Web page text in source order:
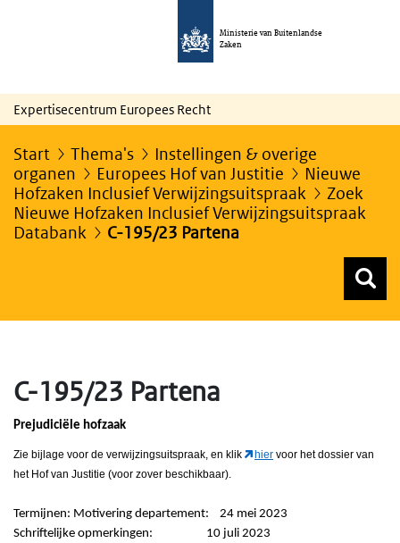
Ministerie van Buitenlandse
Zaken
Expertisecentrum Europees Recht
Start Thema's
Instellingen & overige
organen
Europees Hof van Justitie
Nieuwe
Hofzaken Inclusief Verwijzingsuitspraak
Zoek
Nieuwe Hofzaken Inclusief Verwijzingsuitspraak
Databank
C-195/23 Partena
C-195/23 Partena
Prejudiciële hofzaak
Zie bijlage voor de verwijzingsuitspraak, en klik hier voor het dossier van
het Hof van Justitie (voor zover beschikbaar).
Termijnen: Motivering departement: 24 mei 2023
Schriftelijke opmerkingen: 10 juli 2023